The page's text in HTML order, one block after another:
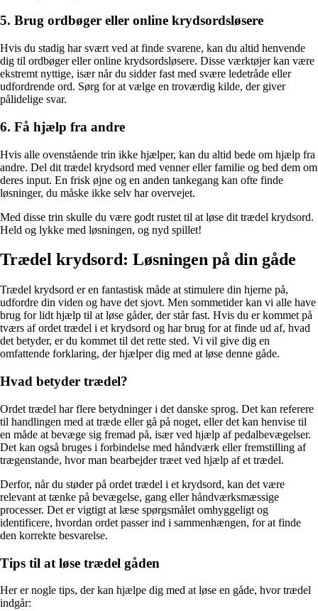
5. Brug ordbøger eller online krydsordsløsere
Hvis du stadig har svært ved at finde svarene, kan du altid henvende
dig til ordbøger eller online krydsordsløsere. Disse værktøjer kan være
ekstremt nyttige, især når du sidder fast med svære ledetråde eller
udfordrende ord. Sørg for at vælge en troværdig kilde, der giver
pålidelige svar.
6. Få hjælp fra andre
Hvis alle ovenstående trin ikke hjælper, kan du altid bede om hjælp fra
andre. Del dit trædel krydsord med venner eller familie og bed dem om
deres input. En frisk øjne og en anden tankegang kan ofte finde
løsninger, du måske ikke selv har overvejet.
Med disse trin skulle du være godt rustet til at løse dit trædel krydsord.
Held og lykke med løsningen, og nyd spillet!
Trædel krydsord: Løsningen på din gåde
Trædel krydsord er en fantastisk måde at stimulere din hjerne på,
udfordre din viden og have det sjovt. Men sommetider kan vi alle have
brug for lidt hjælp til at løse gåder, der står fast. Hvis du er kommet på
tværs af ordet trædel i et krydsord og har brug for at finde ud af, hvad
det betyder, er du kommet til det rette sted. Vi vil give dig en
omfattende forklaring, der hjælper dig med at løse denne gåde.
Hvad betyder trædel?
Ordet trædel har flere betydninger i det danske sprog. Det kan referere
til handlingen med at træde eller gå på noget, eller det kan henvise til
en måde at bevæge sig fremad på, især ved hjælp af pedalbevægelser.
Det kan også bruges i forbindelse med håndværk eller fremstilling af
trægenstande, hvor man bearbejder træet ved hjælp af et trædel.
Derfor, når du støder på ordet trædel i et krydsord, kan det være
relevant at tænke på bevægelse, gang eller håndværksmæssige
processer. Det er vigtigt at læse spørgsmålet omhyggeligt og
identificere, hvordan ordet passer ind i sammenhængen, for at finde
den korrekte besvarelse.
Tips til at løse trædel gåden
Her er nogle tips, der kan hjælpe dig med at løse en gåde, hvor trædel
indgår: